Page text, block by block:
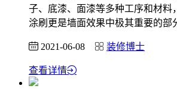
子、底漆、面漆等多种工序和材料
涂刷更是墙面效果中极其重要的部
2021-06-08 装修博士
查看详情